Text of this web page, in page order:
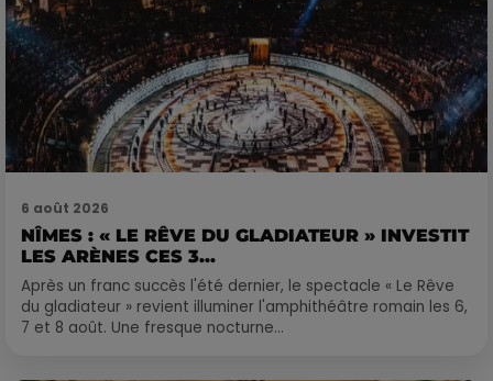
6 août 2026
NÎMES : « LE RÊVE DU GLADIATEUR » INVESTIT
LES ARÈNES CES 3...
Après un franc succès l'été dernier, le spectacle « Le Rêve
du gladiateur » revient illuminer l'amphithéâtre romain les 6,
7 et 8 août. Une fresque nocturne...